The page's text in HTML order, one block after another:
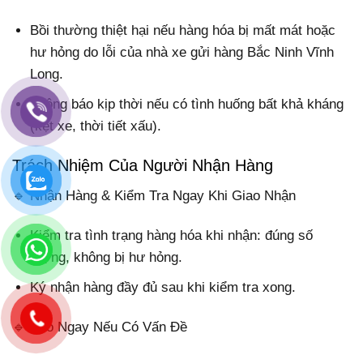
Bồi thường thiệt hại nếu hàng hóa bị mất mát hoặc
hư hỏng do lỗi của nhà xe gửi hàng Bắc Ninh Vĩnh
Long.
Thông báo kịp thời nếu có tình huống bất khả kháng
(kẹt xe, thời tiết xấu).
Trách Nhiệm Của Người Nhận Hàng
🔹 Nhận Hàng & Kiểm Tra Ngay Khi Giao Nhận
Kiểm tra tình trạng hàng hóa khi nhận: đúng số
lượng, không bị hư hỏng.
Ký nhận hàng đầy đủ sau khi kiểm tra xong.
🔹 Báo Ngay Nếu Có Vấn Đề